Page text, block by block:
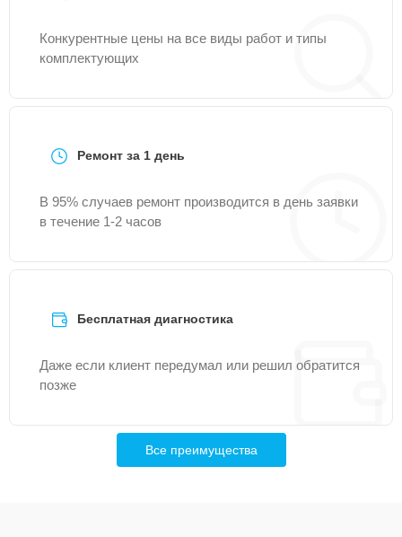
Конкурентные цены на все виды работ и типы
комплектующих
Ремонт за 1 день
В 95% случаев ремонт производится в день заявки
в течение 1-2 часов
Бесплатная диагностика
Даже если клиент передумал или решил обратится
позже
Все преимущества